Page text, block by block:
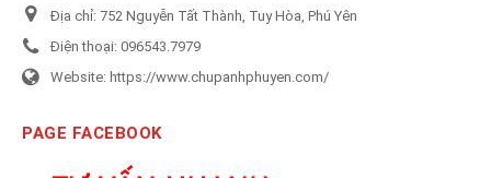
Địa chỉ: 752 Nguyễn Tất Thành, Tuy Hòa, Phú Yên
Điện thoại: 096543.7979
Website: https://www.chupanhphuyen.com/
PAGE FACEBOOK